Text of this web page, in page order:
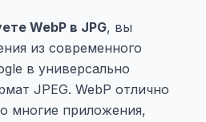
WebP в JPG, вы
из современного
в универсально
JPEG. WebP отлично
многие приложения,